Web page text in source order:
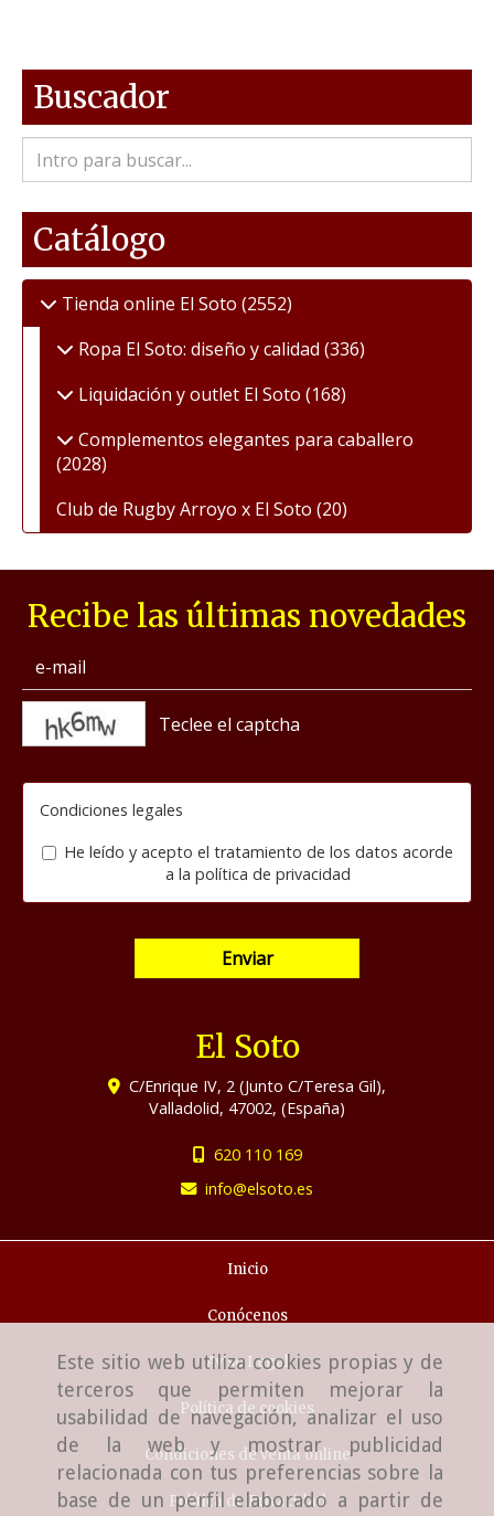
Este sitio web utiliza cookies propias y de
terceros que permiten mejorar la
usabilidad de navegación, analizar el uso
de la web y mostrar publicidad
relacionada con tus preferencias sobre la
base de un perfil elaborado a partir de
Buscador
Catálogo
Tienda online El Soto (2552)
Ropa El Soto: diseño y calidad (336)
Liquidación y outlet El Soto (168)
Complementos elegantes para caballero
(2028)
Club de Rugby Arroyo x El Soto (20)
Recibe las últimas novedades
Condiciones legales
He leído y acepto el tratamiento de los datos acorde
a la política de privacidad
Enviar
El Soto
C/Enrique IV, 2 (Junto C/Teresa Gil),
Valladolid, 47002, (España)
620 110 169
info
elsoto.es
Inicio
Conócenos
Aviso Legal
Política de cookies
Condiciones de venta online
Política de Privacidad